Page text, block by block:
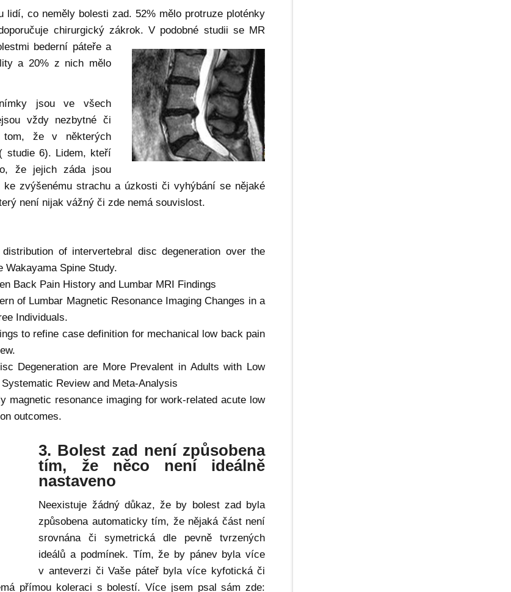
co neměly bolesti zad. 52% mělo protruze ploténky
chirurgický zákrok. V podobné studii se MR
bederní páteře a
a 20% z nich mělo
jsou ve všech
vždy nezbytné či
tom, že v některých
studie 6). Lidem, kteří
že jejich záda jsou
zvýšenému strachu a úzkosti či vyhýbání se nějaké
není nijak vážný či zde nemá souvislost.
of intervertebral disc degeneration over the
Wakayama Spine Study.
Back Pain History and Lumbar MRI Findings
of Lumbar Magnetic Resonance Imaging Changes in a
Individuals.
to refine case definition for mechanical low back pain
Degeneration are More Prevalent in Adults with Low
Review and Meta-Analysis
magnetic resonance imaging for work-related acute low
outcomes.
3. Bolest zad není způsobena
tím, že něco není ideálně
nastaveno
Neexistuje žádný důkaz, že by bolest zad byla
způsobena automaticky tím, že nějaká část není
srovnána či symetrická dle pevně tvrzených
ideálů a podmínek. Tím, že by pánev byla více
v anteverzi či Vaše páteř byla více kyfotická či
přímou koleraci s bolestí. Více jsem psal sám zde: